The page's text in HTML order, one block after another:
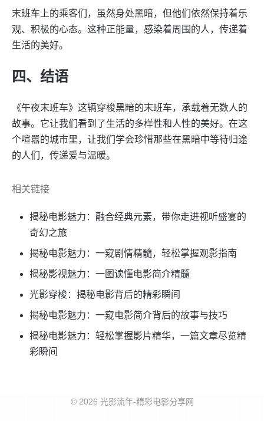
末班车上的乘客们，虽然身处黑暗，但他们依然保持着乐
观、积极的心态。这种正能量，感染着周围的人，传递着
生活的美好。
四、结语
《午夜末班车》这辆穿梭黑暗的末班车，承载着无数人的
故事。它让我们看到了生活的多样性和人性的美好。在这
个喧嚣的城市里，让我们学会珍惜那些在黑暗中等待归途
的人们，传递爱与温暖。
相关链接
揭秘电影魅力：融合经典元素，带你走进视听盛宴的
奇幻之旅
揭秘电影魅力：一窥剧情精髓，轻松掌握观影指南
揭秘影视魅力：一图读懂电影简介精髓
光影穿梭：揭秘电影背后的精彩瞬间
揭秘电影魅力：一窥电影简介背后的故事与技巧
揭秘电影魅力：轻松掌握影片精华，一篇文章尽览精
彩瞬间
© 2026 光影流年-精彩电影分享网